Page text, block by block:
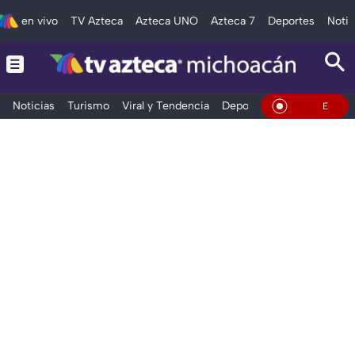
en vivo TV Azteca Azteca UNO Azteca 7 Deportes
Noticias Turismo Viral y Tendencia Deportes Espectáculos
En Vivo